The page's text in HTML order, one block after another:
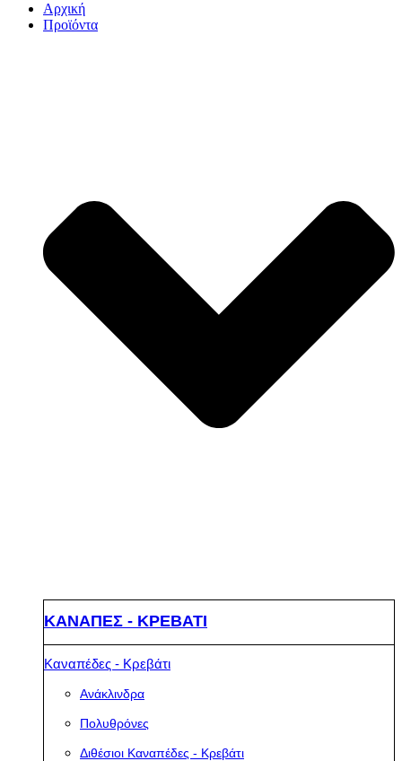
Αρχική
Προϊόντα
ΚΑΝΑΠΕΣ - ΚΡΕΒΑΤΙ
Καναπέδες - Κρεβάτι
Ανάκλινδρα
Πολυθρόνες
Διθέσιοι Καναπέδες - Κρεβάτι